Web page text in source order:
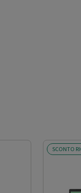
SCONTO